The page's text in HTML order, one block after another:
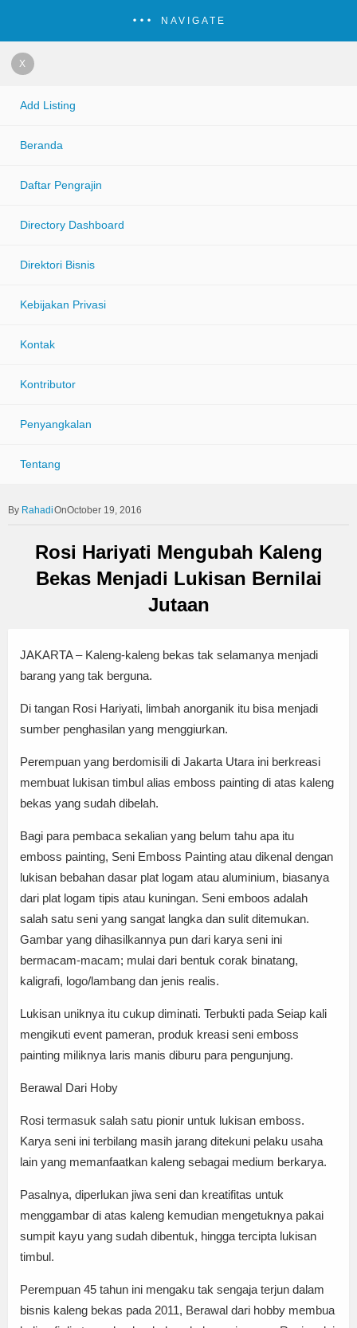
NAVIGATE
X
Add Listing
Beranda
Daftar Pengrajin
Directory Dashboard
Direktori Bisnis
Kebijakan Privasi
Kontak
Kontributor
Penyangkalan
Tentang
RahadiOnOctober 19, 2016
Rosi Hariyati Mengubah Kaleng
Bekas Menjadi Lukisan Bernilai
Jutaan
JAKARTA – Kaleng-kaleng bekas tak selamanya menjadi
barang yang tak berguna.
Di tangan Rosi Hariyati, limbah anorganik itu bisa menjadi
sumber penghasilan yang menggiurkan.
Perempuan yang berdomisili di Jakarta Utara ini berkreasi
membuat lukisan timbul alias emboss painting di atas kaleng
bekas yang sudah dibelah.
Bagi para pembaca sekalian yang belum tahu apa itu
emboss painting, Seni Emboss Painting atau dikenal dengan
lukisan bebahan dasar plat logam atau aluminium, biasanya
dari plat logam tipis atau kuningan. Seni emboos adalah
salah satu seni yang sangat langka dan sulit ditemukan.
Gambar yang dihasilkannya pun dari karya seni ini
bermacam-macam; mulai dari bentuk corak binatang,
kaligrafi, logo/lambang dan jenis realis.
Lukisan uniknya itu cukup diminati. Terbukti pada Seiap kali
mengikuti event pameran, produk kreasi seni emboss
painting miliknya laris manis diburu para pengunjung.
Berawal Dari Hoby
Rosi termasuk salah satu pionir untuk lukisan emboss.
Karya seni ini terbilang masih jarang ditekuni pelaku usaha
lain yang memanfaatkan kaleng sebagai medium berkarya.
Pasalnya, diperlukan jiwa seni dan kreatifitas untuk
menggambar di atas kaleng kemudian mengetuknya pakai
sumpit kayu yang sudah dibentuk, hingga tercipta lukisan
timbul.
Perempuan 45 tahun ini mengaku tak sengaja terjun dalam
bisnis kaleng bekas pada 2011, Berawal dari hobby membua